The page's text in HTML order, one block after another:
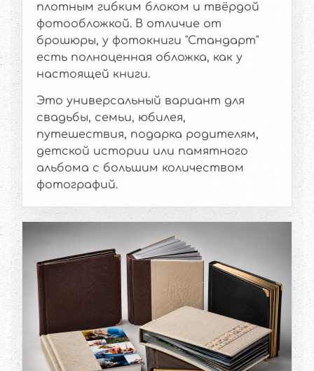
плотным гибким блоком и твёрдой
фотообложкой. В отличие от
брошюры, у фотокниги "Стандарт"
есть полноценная обложка, как у
настоящей книги.
Это универсальный вариант для
свадьбы, семьи, юбилея,
путешествия, подарка родителям,
детской истории или памятного
альбома с большим количеством
фотографий.